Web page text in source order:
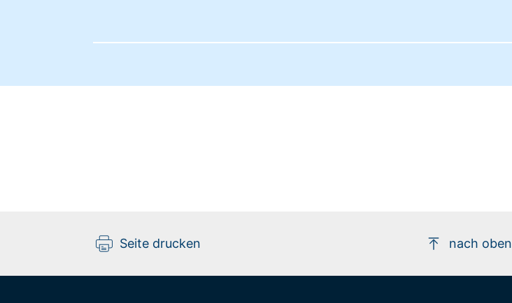
Seite drucken nach oben